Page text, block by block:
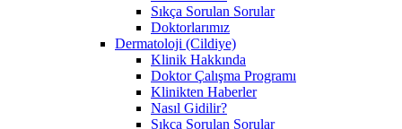
Sıkça Sorulan Sorular
Doktorlarımız
Dermatoloji (Cildiye)
Klinik Hakkında
Doktor Çalışma Programı
Klinikten Haberler
Nasıl Gidilir?
Sıkça Sorulan Sorular